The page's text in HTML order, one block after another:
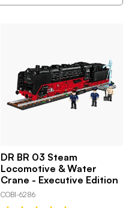
DR BR 03 Steam
Locomotive & Water
Crane - Executive Edition
COBI-6286